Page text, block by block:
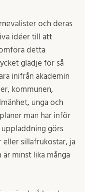
och deras
idéer till att
detta
glädje för så
inifrån akademin
kommunen,
unga och
man har inför
uppladdning görs
eller sillafrukostar, ja
är minst lika många